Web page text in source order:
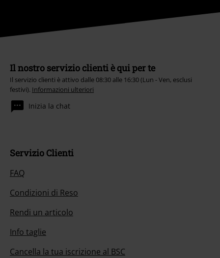
Il nostro servizio clienti è qui per te
Il servizio clienti è attivo dalle 08:30 alle 16:30 (Lun - Ven, esclusi
festivi). Informazioni ulteriori
Inizia la chat
Servizio Clienti
FAQ
Condizioni di Reso
Rendi un articolo
Info taglie
Cancella la tua iscrizione al BSC